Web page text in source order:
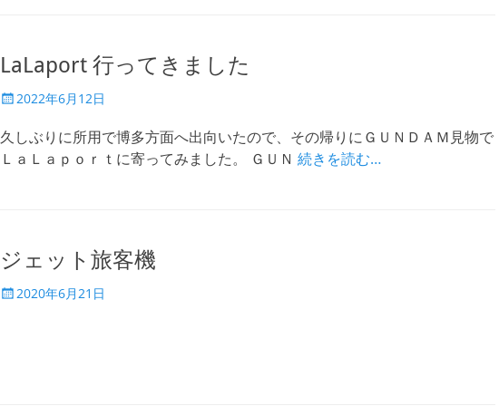
LaLaport 行ってきました
投
日
2022年6月12日
久しぶりに所用で博多方面へ出向いたので、その帰りにＧＵＮＤＡＭ見物で
ＬａＬａｐｏｒｔに寄ってみました。 ＧＵＮ 続きを読む…
ジェット旅客機
投 2020年6月21日